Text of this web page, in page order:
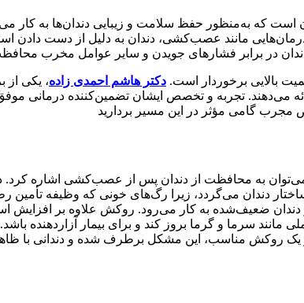
که به‌منظور حفظ سلامت و زیبایی دندان‌ها به کار
مانند عصب‌کشی، دندان به دلیل از دست دادن
در برابر فشارهای جویدن و سایر عوامل مخرب
بالایی برخوردار است. دکتر هاشم احمدی زاده، یکی از
می‌دهند. تجربه و تخصص ایشان تضمین‌کننده درمانی
مجرب گامی مؤثر در این مسیر بردارید
می‌توان به محافظت از دندان پس از عصب‌کشی اشاره
دندان می‌گردد، زیرا رگ‌های خونی که وظیفه تأمین
ضعیف‌شده به کار می‌رود. روکش علاوه بر افزایش
و گرما بروز کند و برای بیمار آزاردهنده باشد.
روکش مناسب، این مشکل برطرف شده و دندانی با